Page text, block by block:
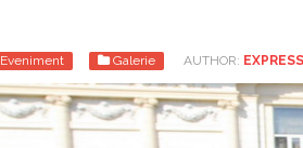
Eveniment Galerie AUTHOR: EXPRESS